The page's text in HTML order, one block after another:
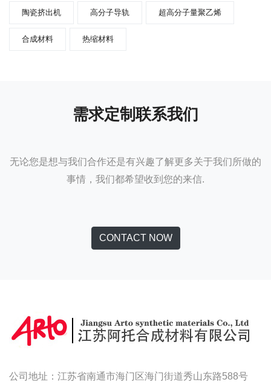
陶瓷挤出机 高分子导轨 超高分子量聚乙烯
合成材料 热缩材料
需求定制联系我们
无论您是想与我们合作还是有兴趣了解更多关于我们所做的
事情，我们都希望收到您的来信.
CONTACT NOW
公司地址：江苏省南通市海门区海门街道秀山东路588号